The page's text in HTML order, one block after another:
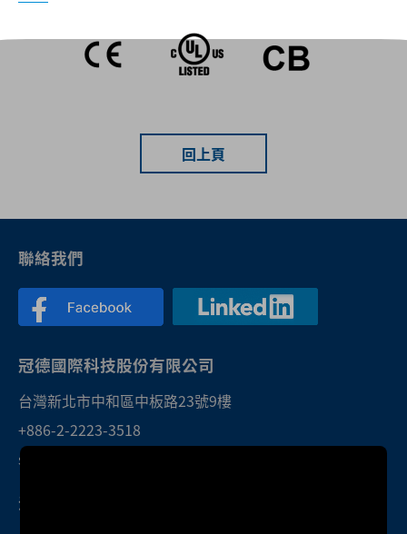
回上頁
聯絡我們
冠德國際科技股份有限公司
台灣新北市中和區中板路23號9樓
+886-2-2223-3518
sales@twktec.com.tw
深圳研發中心暨服務處